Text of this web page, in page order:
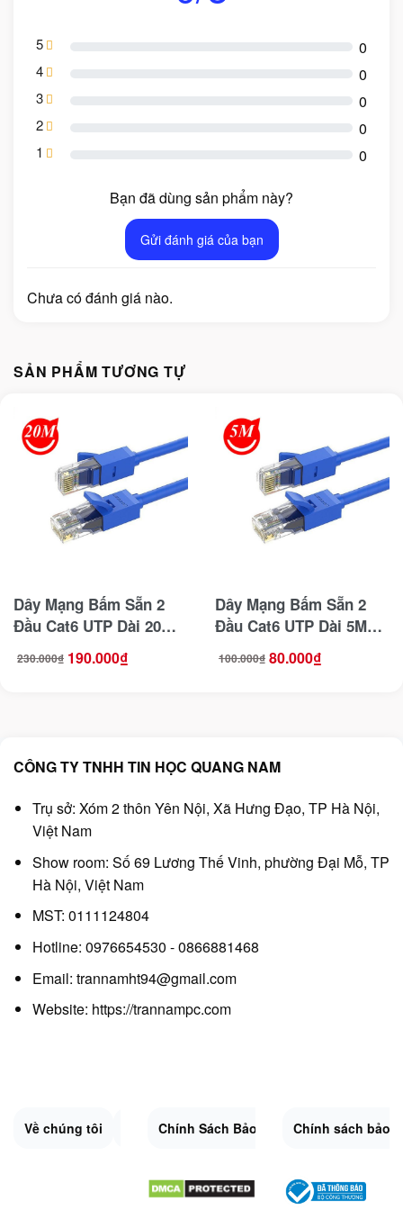
5 0
4 0
3 0
2 0
1 0
Bạn đã dùng sản phẩm này?
Gửi đánh giá của bạn
Chưa có đánh giá nào.
SẢN PHẨM TƯƠNG TỰ
Dây Mạng Bấm Sẵn 2
Đầu Cat6 UTP Dài 20M
Ugreen 11206
230.000₫
Giá
gốc 190.000₫
Giá
hiện
Dây Mạng Bấm Sẵn 2
Đầu Cat6 UTP Dài 5M
Ugreen 11204
100.000₫
Giá
gốc 80.000₫
Giá
hiện
CÔNG TY TNHH TIN HỌC QUANG NAM
Trụ sở: Xóm 2 thôn Yên Nội, Xã Hưng Đạo, TP Hà Nội,
Việt Nam
Show room: Số 69 Lương Thế Vinh, phường Đại Mỗ, TP
Hà Nội, Việt Nam
MST: 0111124804
Hotline: 0976654530 - 0866881468
Email: trannamht94@gmail.com
Website: https://trannampc.com
Về chúng tôi Liên Hệ Quy Định Chung Sitemap.XML
Chính Sách Bảo Mật Đổi trả và hoàn
Chính sách bảo